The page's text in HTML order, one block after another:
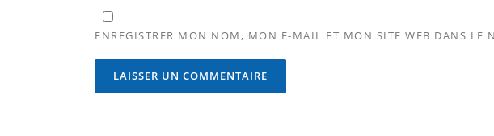
ENREGISTRER MON NOM, MON E-MAIL ET MON SITE WEB DANS LE